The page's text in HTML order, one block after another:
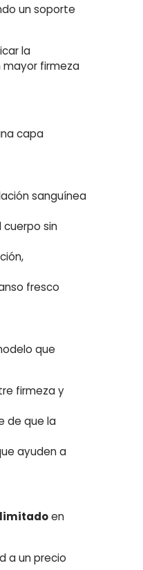
un soporte
la
mayor firmeza
capa
sanguínea
sin
fresco
que
firmeza y
de que la
ayuden a
en
a un precio